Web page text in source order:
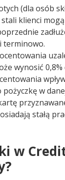
(dla osób
klienci
i terminowo.
wynosić 0,8%
w
stałą
w